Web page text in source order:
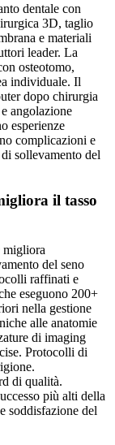
dentale con
3D, taglio
e materiali
leader. La
osteotomo,
individuale. Il
dopo chirurgia
angolazione
esperienze
complicazioni e
sollevamento del
il tasso
migliora
del seno
raffinati e
eseguono 200+
nella gestione
alle anatomie
di imaging
Protocolli di
di qualità.
più alti della
soddisfazione del